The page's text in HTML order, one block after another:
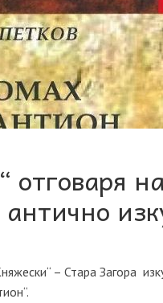
– Стара Загора